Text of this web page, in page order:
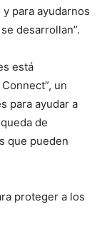
para ayudarnos
desarrollan”.
está
un
para ayudar a
de
que pueden
proteger a los